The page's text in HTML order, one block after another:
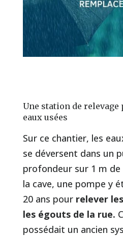
Une station de
eaux usées
Sur ce chantier, les
se déversent dans un
profondeur sur 1 m de
la cave, une pompe y
20 ans pourrelever
les égouts de la rue.
possédait un ancien